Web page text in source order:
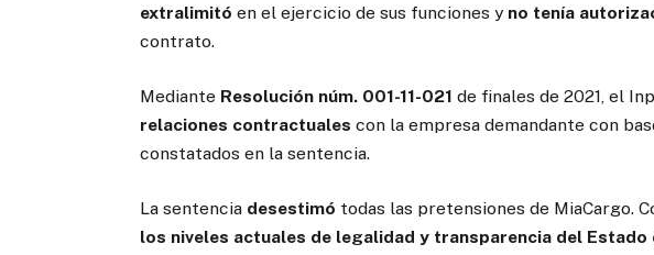
extralimitó en el ejercicio de sus funciones y no tenía
contrato.
Mediante Resolución núm. 001-11-021 de finales de 2021, el
relaciones contractuales con la empresa demandante con
constatados en la sentencia.
La sentencia desestimó todas las pretensiones de MiaCargo.
los niveles actuales de legalidad y transparencia del Estado